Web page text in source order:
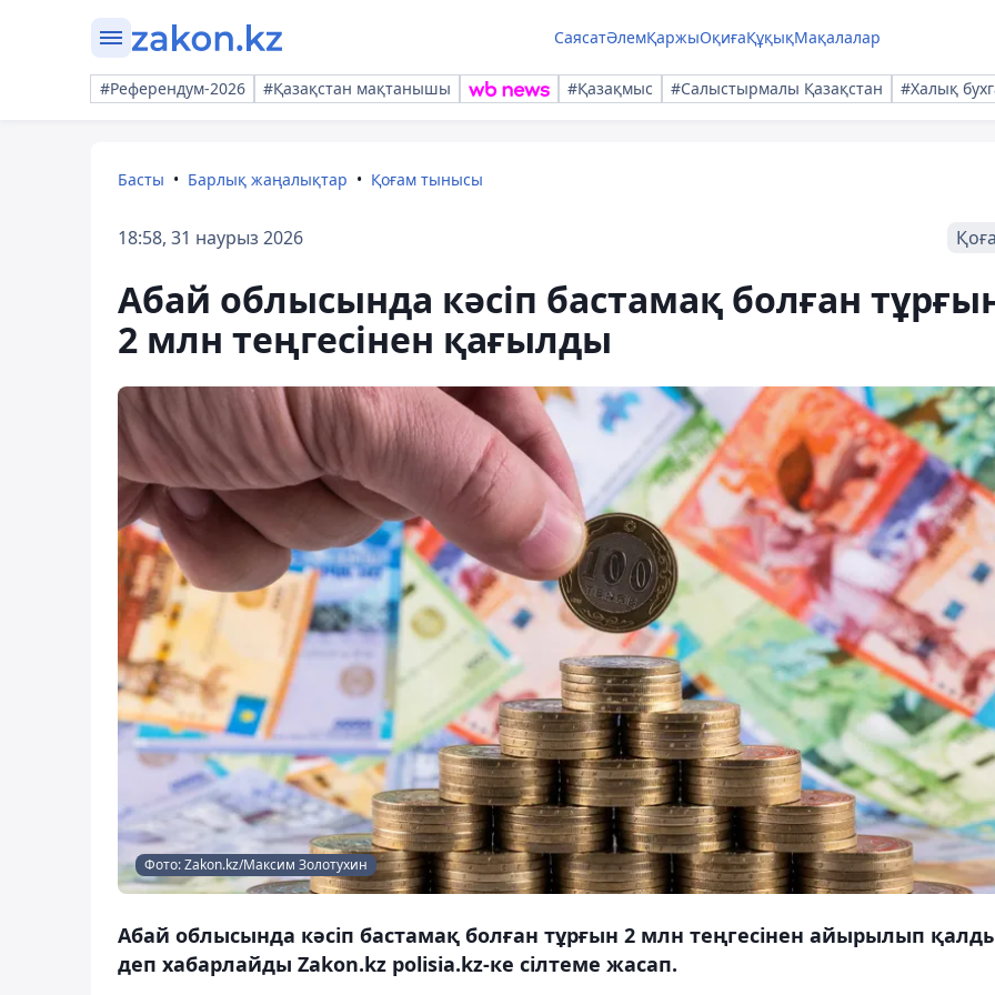
СаясатӘлемҚаржыОқиғаҚұқықМақалалар
#Референдум-2026 #Қазақстан мақтанышы #Қазақмыс #Салыстырмалы Қазақстан #Халық
Басты Барлық жаңалықтар Қоғам тынысы
18:58, 31 наурыз 2026
Абай облысында кәсіп бастамақ болған
2 млн теңгесінен қағылды
Фото: Zakon.kz/Максим Золотухин
Абай облысында кәсіп бастамақ болған тұрғын 2 млн теңгесінен айырылып
деп хабарлайды Zakon.kz polisia.kz-ке сілтеме жасап.